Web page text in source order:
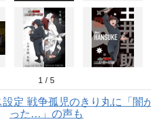
1 / 5
設定 戦争孤児のきり丸に「闇
った…」の声も